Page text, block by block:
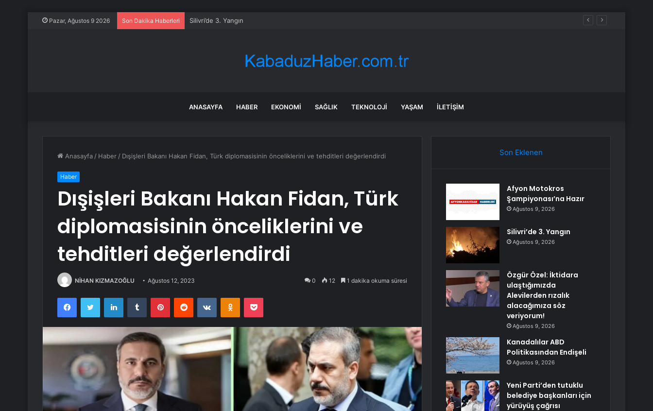
Pazar, Ağustos 9 2026 Son Dakika Haberleri Silivri’de 3. Yangın
ANASAYFA HABER EKONOMI SAĞLIK TEKNOLOJI YAŞAM İLETIŞIM
Anasayfa / Haber / Dışişleri Bakanı Hakan Fidan, Türk diplomasisinin önceliklerini ve tehditleri değerlendirdi
Haber
Dışişleri Bakanı Hakan Fidan, Türk
diplomasisinin önceliklerini ve
tehditleri değerlendirdi
NİHAN KIZMAZOĞLU Ağustos 12, 2023 0 12 1 dakika okuma süresi
FacebookTwitter LinkedInTumblr PinterestReddit VKontakteOdnoklassniki
Pocket
Son Eklenen
Afyon Motokros
Şampiyonası’na Hazır
Ağustos 9, 2026
Silivri’de 3. Yangın
Ağustos 9, 2026
Özgür Özel: İktidara
ulaştığımızda
Alevilerden rızalık
alacağımıza söz
veriyorum!
Ağustos 9, 2026
Kanadalılar ABD
Politikasından Endişeli
Ağustos 9, 2026
Yeni Parti’den tutuklu
belediye başkanları için
yürüyüş çağrısı